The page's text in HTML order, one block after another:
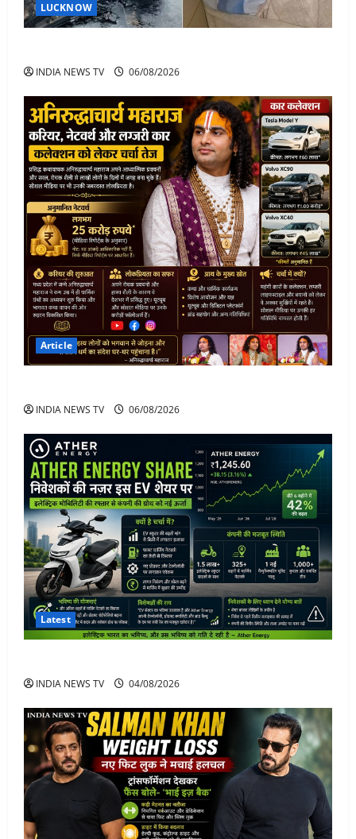
LUCKNOW
INDIA NEWS TV 06/08/2026
Article
INDIA NEWS TV 06/08/2026
Latest
INDIA NEWS TV 04/08/2026